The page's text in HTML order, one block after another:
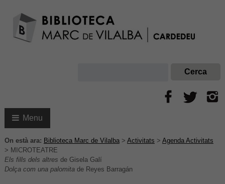
Menu
On està ara: Biblioteca Marc de Vilalba> Activitats > Agenda Activitats
> MICROTEATRE
Els fills dels altres de Gisela Galí
Dolça com una palomitade Reyes Barragán